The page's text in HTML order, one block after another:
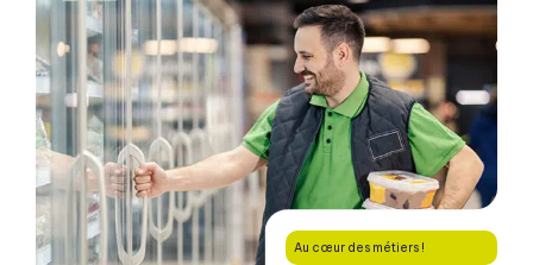
Au cœur des métiers !